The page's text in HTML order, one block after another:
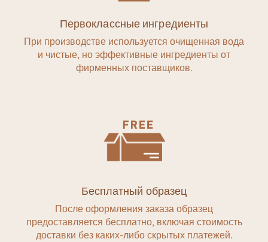
Первоклассные ингредиенты
При производстве используется очищенная вода
и чистые, но эффективные ингредиенты от
фирменных поставщиков.
Бесплатный образец
После оформления заказа образец
предоставляется бесплатно, включая стоимость
доставки без каких-либо скрытых платежей.